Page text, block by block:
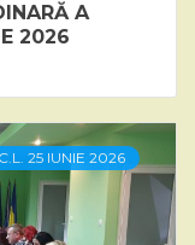
A
2026
25 IUNIE 2026